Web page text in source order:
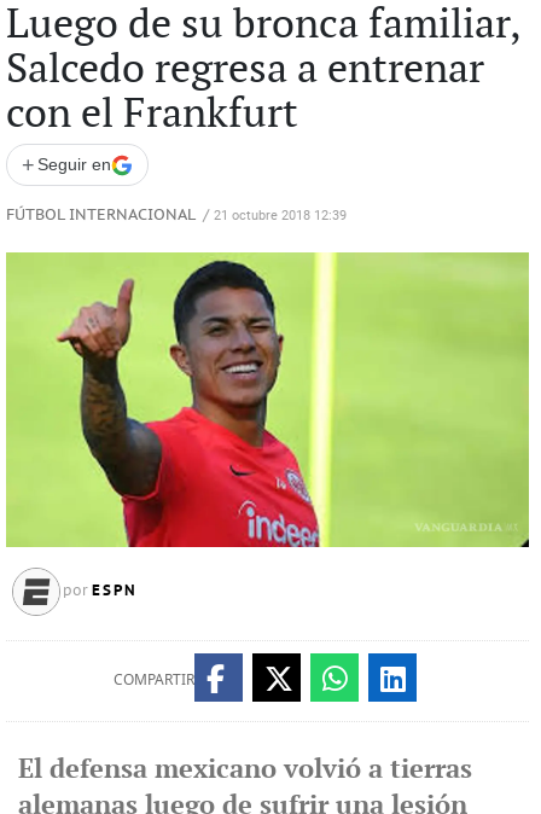
Luego de su bronca familiar,
Salcedo regresa a entrenar
con el Frankfurt
+ Seguir en
FÚTBOL INTERNACIONAL / 21 octubre 2018 12:39
por ESPN
COMPARTIR
El defensa mexicano volvió a tierras
alemanas luego de sufrir una lesión